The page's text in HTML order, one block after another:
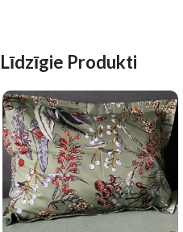
Līdzīgie Produkti